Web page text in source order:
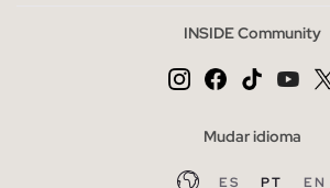
INSIDE Community
Mudar idioma
ES PT EN